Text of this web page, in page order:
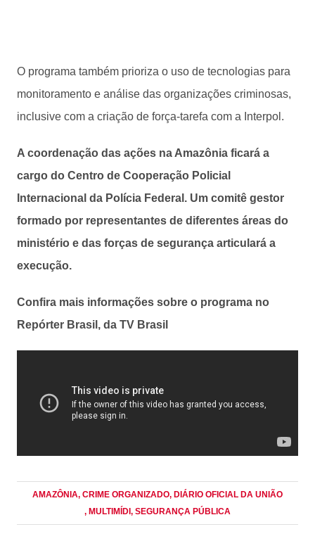
O programa também prioriza o uso de tecnologias para
monitoramento e análise das organizações criminosas,
inclusive com a criação de força-tarefa com a Interpol.
A coordenação das ações na Amazônia ficará a
cargo do Centro de Cooperação Policial
Internacional da Polícia Federal. Um comitê gestor
formado por representantes de diferentes áreas do
ministério e das forças de segurança articulará a
execução.
Confira mais informações sobre o programa no
Repórter Brasil, da TV Brasil
AMAZÔNIA, CRIME ORGANIZADO, DIÁRIO OFICIAL DA UNIÃO
, MULTIMÍDI, SEGURANÇA PÚBLICA